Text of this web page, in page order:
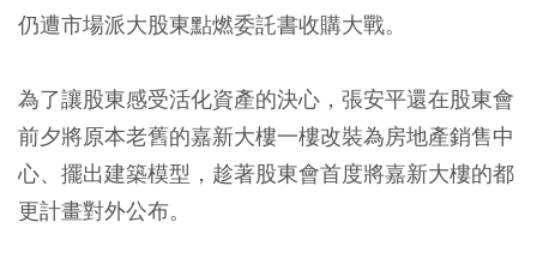
仍遭市場派大股東點燃委託書收購大戰。
為了讓股東感受活化資產的決心，張安平還在股東會
前夕將原本老舊的嘉新大樓一樓改裝為房地產銷售中
心、擺出建築模型，趁著股東會首度將嘉新大樓的都
更計畫對外公布。